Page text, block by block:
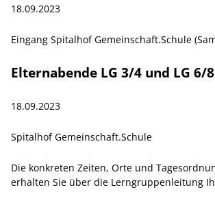
18.09.2023
Eingang Spitalhof Gemeinschaft.Schule
Elternabende LG 3/4 und LG 6/8
18.09.2023
Spitalhof Gemeinschaft.Schule
Die konkreten Zeiten, Orte und
erhalten Sie über die Lerngruppenleitung